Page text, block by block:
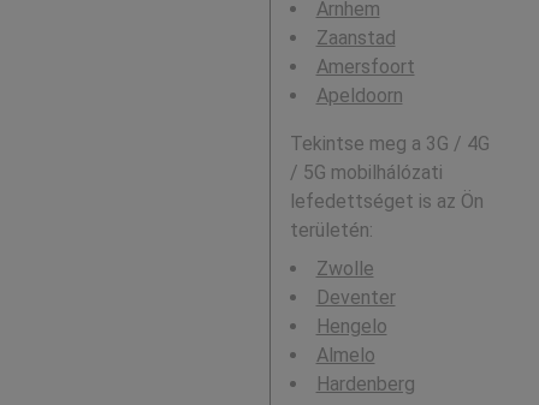
Arnhem
Zaanstad
Amersfoort
Apeldoorn
Tekintse meg a 3G / 4G
/ 5G mobilhálózati
lefedettséget is az Ön
területén:
Zwolle
Deventer
Hengelo
Almelo
Hardenberg